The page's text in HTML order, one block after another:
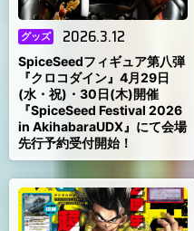
グッズ 2026.3.12
SpiceSeedフィギュア第八弾
『クロコダイン』4月29日
(水・祝)・30日(木)開催
『SpiceSeed Festival 2026
in AkihabaraUDX』にて会場
先行予約受付開始！